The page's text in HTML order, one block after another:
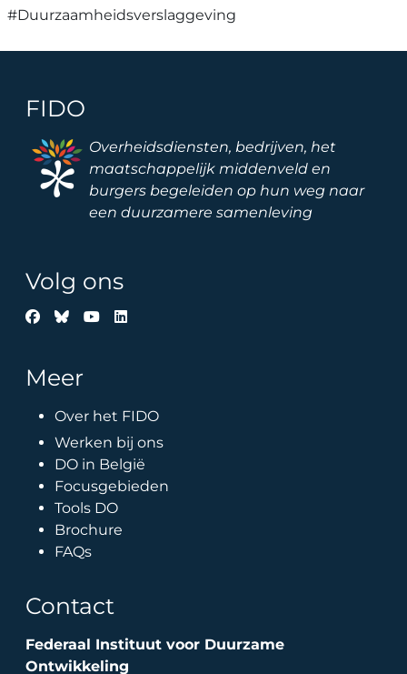
#Duurzaamheidsverslaggeving
FIDO
Image
Overheidsdiensten, bedrijven, het
maatschappelijk middenveld en
burgers begeleiden op hun weg naar
een duurzamere samenleving
Volg ons
Meer
Over het FIDO
Werken bij ons
DO in België
Focusgebieden
Tools DO
Brochure
FAQs
Contact
Federaal Instituut voor Duurzame
Ontwikkeling